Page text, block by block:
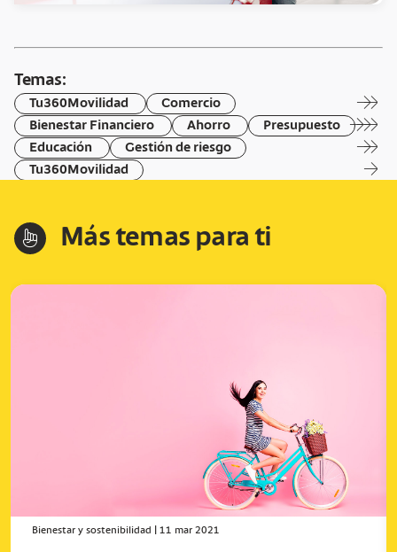
Temas:
Tu360Movilidad arrow-right
Comercio arrow-right
Bienestar Financiero arrow-right
Ahorro arrow-right
Presupuesto arrow-right
Educación arrow-right
Gestión de riesgo arrow-right
Tu360Movilidad arrow-right
hand-index Más temas para ti
Bienestar y sostenibilidad 11 mar 2021